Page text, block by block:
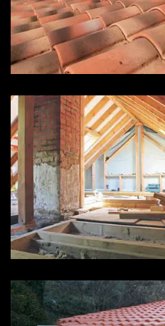
Devis hydrofuge
Savoie
Isolation de